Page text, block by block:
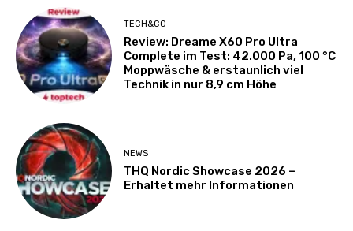
TECH&CO
Review: Dreame X60 Pro Ultra
Complete im Test: 42.000 Pa, 100 °C
Moppwäsche & erstaunlich viel
Technik in nur 8,9 cm Höhe
NEWS
THQ Nordic Showcase 2026 –
Erhaltet mehr Informationen